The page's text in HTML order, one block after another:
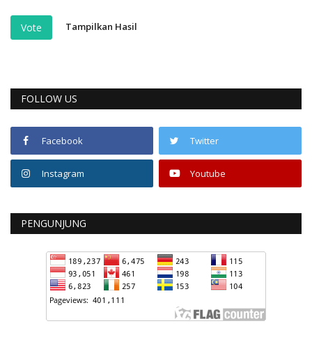
Vote Tampilkan Hasil
FOLLOW US
Facebook Twitter
Instagram Youtube
PENGUNJUNG